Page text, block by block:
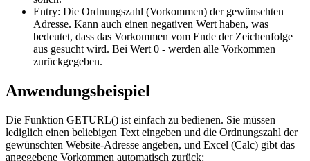
Entry: Die Ordnungszahl (Vorkommen) der gewünschten
Adresse. Kann auch einen negativen Wert haben, was
bedeutet, dass das Vorkommen vom Ende der Zeichenfolge
aus gesucht wird. Bei Wert 0 - werden alle Vorkommen
zurückgegeben.
Anwendungsbeispiel
Die Funktion GETURL() ist einfach zu bedienen. Sie müssen
lediglich einen beliebigen Text eingeben und die Ordnungszahl der
gewünschten Website-Adresse angeben, und Excel (Calc) gibt das
angegebene Vorkommen automatisch zurück: